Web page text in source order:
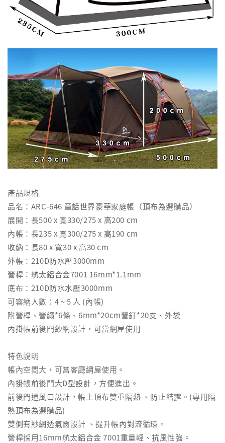
產品規格
品名：ARC-646 童話世界豪華家庭帳（頂布為選購品）
展開：長500 x 寬330/275 x 高200 cm
內帳：長235 x 寬300/275 x 高190 cm
收納：長80 x 寬30 x 高30 cm
外帳：210D防水壓3000mm
營桿：航太鋁合金7001 16mm*1.1mm
底布：210D防水水壓3000mm
可容納人數：4 ~ 5 人 (內帳)
附營桿、營繩*6條、6mm*20cm營釘*20支、外袋
內掛帳前後門紗網設計，可當網屋使用
特色說明
帳內空間大，可當客廳網屋使用。
內掛帳前後門大D型設計，方便進出。
前後門通風口設計，帳上頂布雙重隔熱 、防止結露。(專用隔
熱頂布為選購品)
雙側有紗網透氣窗設計 、提升帳內對流循環。
營桿採用16mm航太鋁合金 7001重量輕、抗風性強。